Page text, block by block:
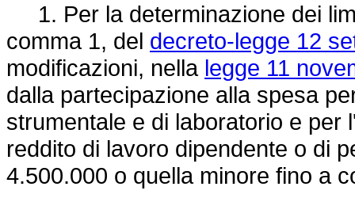
1. Per la determinazione dei
comma 1, del decreto-legge 12
modificazioni, nella legge 11
dalla partecipazione alla spesa
strumentale e di laboratorio e
reddito di lavoro dipendente o di
4.500.000 o quella minore fino a